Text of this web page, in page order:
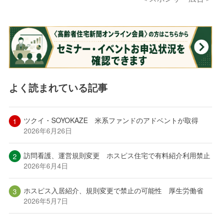
よく読まれている記事
ツクイ・SOYOKAZE 米系ファンドのアドベントが取得
2026年6月26日
訪問看護、運営規則変更 ホスピス住宅で有料紹介利用禁止
2026年6月4日
ホスピス入居紹介、規則変更で禁止の可能性 厚生労働省
2026年5月7日